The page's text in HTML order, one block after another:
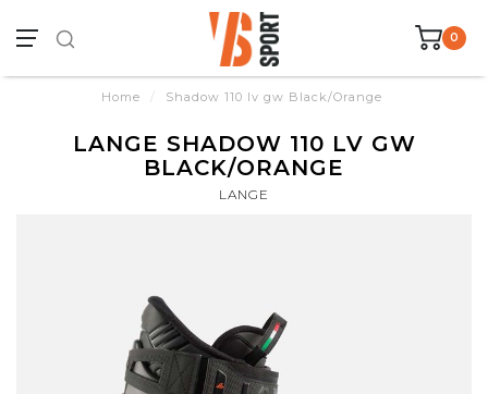
0
Home / Shadow 110 lv gw Black/Orange
LANGE SHADOW 110 LV GW
BLACK/ORANGE
LANGE